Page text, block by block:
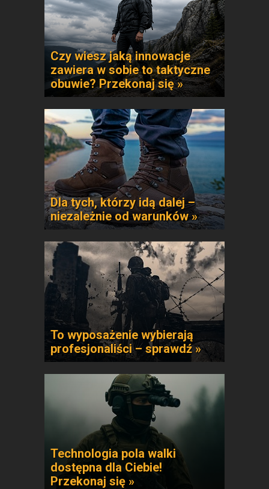
Czy wiesz jaką innowacje
zawiera w sobie to taktyczne
obuwie? Przekonaj się »
Dla tych, którzy idą dalej –
niezależnie od warunków »
To wyposażenie wybierają
profesjonaliści – sprawdź »
Technologia pola walki
dostępna dla Ciebie!
Przekonaj się »